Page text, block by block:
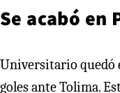
Se acabó en
Universitario quedó eliminado de todo al igualar sin
goles ante Tolima.